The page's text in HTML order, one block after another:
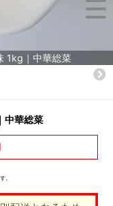
1kg｜中華総菜
中華総菜
。